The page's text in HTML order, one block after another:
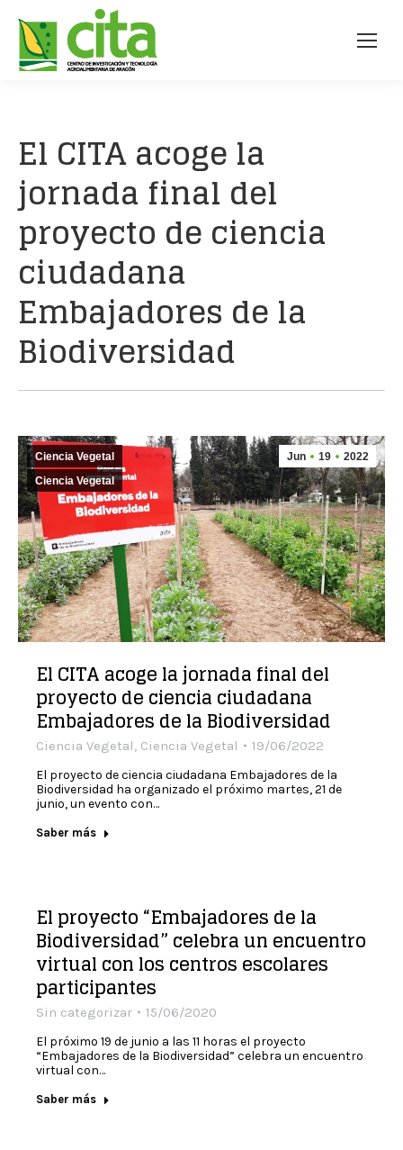
El CITA acoge la
jornada final del
proyecto de ciencia
ciudadana
Embajadores de la
Biodiversidad
Jun 19 2022
Ciencia Vegetal
Ciencia Vegetal
El CITA acoge la jornada final del
proyecto de ciencia ciudadana
Embajadores de la Biodiversidad
Ciencia Vegetal, Ciencia Vegetal 19/06/2022
El proyecto de ciencia ciudadana Embajadores de la
Biodiversidad ha organizado el próximo martes, 21 de
junio, un evento con…
Saber más
El proyecto “Embajadores de la
Biodiversidad” celebra un encuentro
virtual con los centros escolares
participantes
Sin categorizar 15/06/2020
El próximo 19 de junio a las 11 horas el proyecto
“Embajadores de la Biodiversidad” celebra un encuentro
virtual con…
Saber más